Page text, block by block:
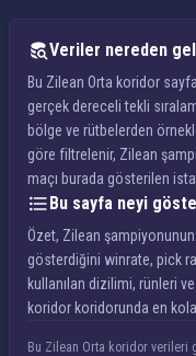
Veriler nereden
Bu Zilean Orta koridor
gerçek dereceli tekli
bölge ve rütbelerden
göre filtrelenir, Zilean
maçı burada gösterilen
Bu sayfa neyi
Özet, Zilean
gösterdiğini winrate, pick
kullanılan dizilimi, rünleri
koridor koridorunda en
Bu Zilean Orta koridor verileri